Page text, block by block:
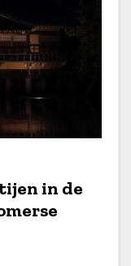
in de